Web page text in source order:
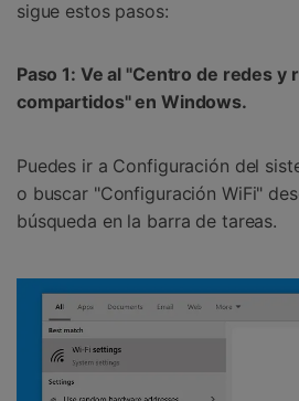
sigue estos pasos:
󠀰Paso 1: Ve al "Centro de redes y
compartidos" en Windows󠀲󠀩󠀥󠀦󠀨󠀣󠀦󠀢󠀳.
Puedes ir a Configuración del
o buscar "Configuración WiFi"
búsqueda en la barra de tareas.